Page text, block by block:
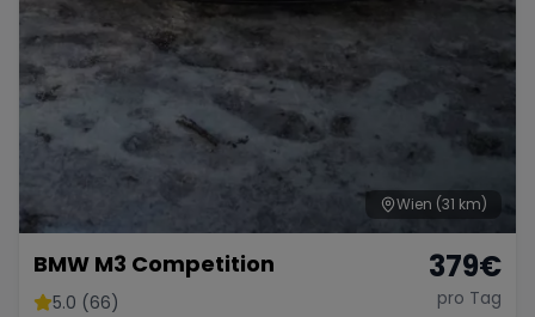
Wien (31 km)
BMW M3 Competition
5.0 (66)
379€
pro Tag